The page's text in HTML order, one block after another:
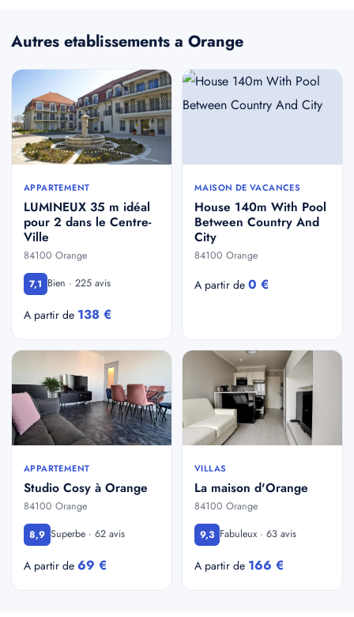
Autres etablissements a Orange
APPARTEMENT
LUMINEUX 35 m idéal
pour 2 dans le Centre-
Ville
84100 Orange
7,1 Bien · 225 avis
A partir de 138 €
MAISON DE VACANCES
House 140m With Pool
Between Country And
City
84100 Orange
A partir de 0 €
APPARTEMENT
Studio Cosy à Orange
84100 Orange
8,9 Superbe · 62 avis
A partir de 69 €
VILLAS
La maison d'Orange
84100 Orange
9,3 Fabuleux · 63 avis
A partir de 166 €